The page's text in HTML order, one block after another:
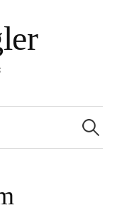
nach: